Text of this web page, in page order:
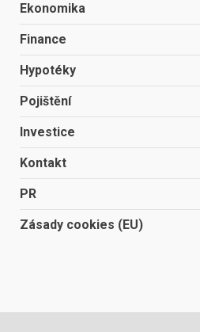
Ekonomika
Finance
Hypotéky
Pojištění
Investice
Kontakt
PR
Zásady cookies (EU)